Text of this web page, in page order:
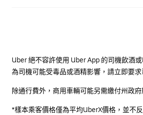
Uber 絕不容許使用 Uber App 的司機飲酒
為司機可能受毒品或酒精影響，請立即要求
除通行費外，商用車輛可能另需繳付州政府
*樣本乘客價格僅為平均UberX價格，並不